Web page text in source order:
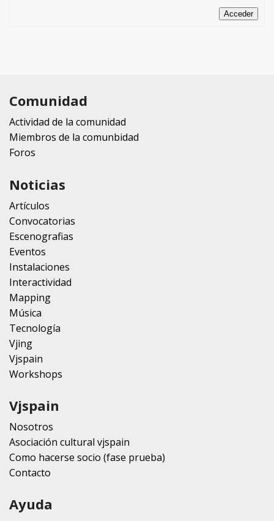
Acceder
Comunidad
Actividad de la comunidad
Miembros de la comunbidad
Foros
Noticias
Artículos
Convocatorias
Escenografias
Eventos
Instalaciones
Interactividad
Mapping
Música
Tecnología
Vjing
Vjspain
Workshops
Vjspain
Nosotros
Asociación cultural vjspain
Como hacerse socio (fase prueba)
Contacto
Ayuda